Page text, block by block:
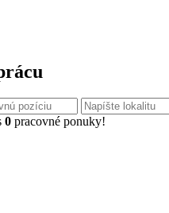
0 pracovné ponuky!